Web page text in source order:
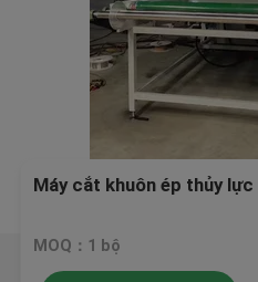
Máy cắt khuôn ép thủy
MOQ：1 bộ